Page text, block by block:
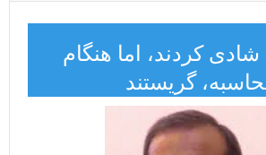
شادی کردند، اما هنگام
گریستند